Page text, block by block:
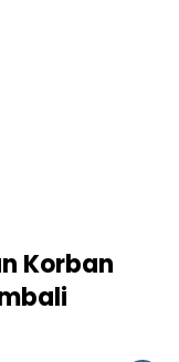
Korban